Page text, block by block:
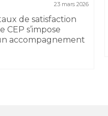
23 mars 2026
de satisfaction
CEP s’impose
accompagnement